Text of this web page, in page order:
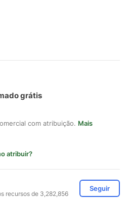
grátis
com atribuição. Mais
atribuir?
recursos de 3,282,856
Seguir